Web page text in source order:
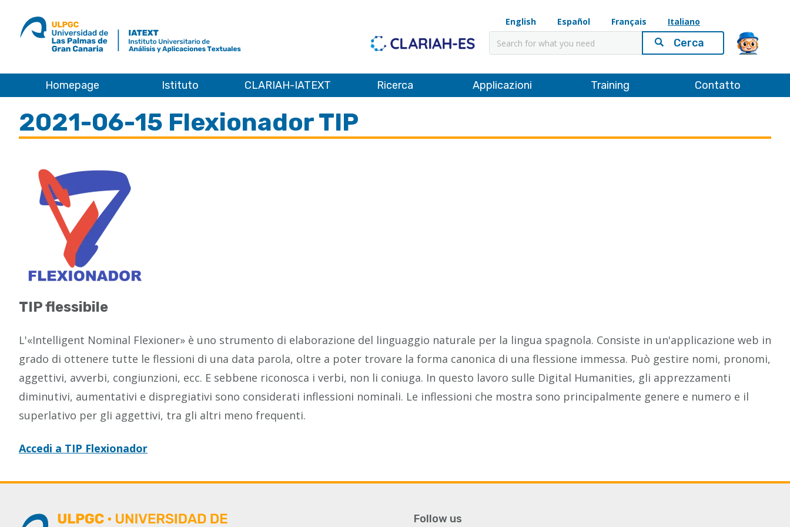
ULPGC
al
inicio
IATEXT
English Español Français
Italiano
Cerca
Homepage Istituto CLARIAH-IATEXT Ricerca Applicazioni Training Contatto
2021-06-15 Flexionador TIP
TIP flessibile
L'«Intelligent Nominal Flexioner» è uno strumento di elaborazione del linguaggio naturale per la lingua spagnola. Consiste in un'applicazione web in
grado di ottenere tutte le flessioni di una data parola, oltre a poter trovare la forma canonica di una flessione immessa. Può gestire nomi, pronomi,
aggettivi, avverbi, congiunzioni, ecc. E sebbene riconosca i verbi, non li coniuga. In questo lavoro sulle Digital Humanities, gli apprezzamenti
diminutivi, aumentativi e dispregiativi sono considerati inflessioni nominali. Le inflessioni che mostra sono principalmente genere e numero e il
superlativo per gli aggettivi, tra gli altri meno frequenti.
Accedi a TIP Flexionador
Follow us